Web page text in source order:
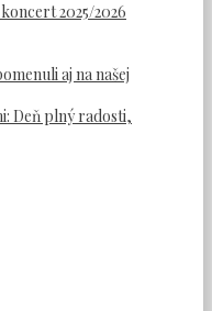
2025/2026
aj na našej
Deň plný radosti,